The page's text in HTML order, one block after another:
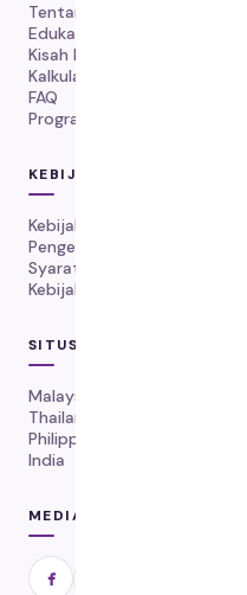
Tentang Kami
Edukasi FIP
Kisah Pemulihan FIP
Kalkulator Dosis
FAQ
Program Kekambuhan
KEBIJAKAN
Kebijakan Pengiriman
Pengembalian & Penggantian
Syarat Layanan
Kebijakan Privasi
SITUS WEB GLOBAL
Malaysia
Thailand
Philippines
India
MEDIA SOSIAL